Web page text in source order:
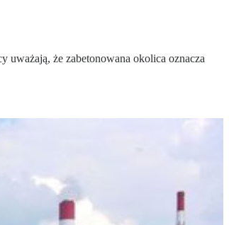
uważają, że zabetonowana okolica oznacza